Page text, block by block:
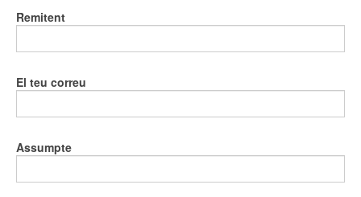
Remitent
El teu correu
Assumpte